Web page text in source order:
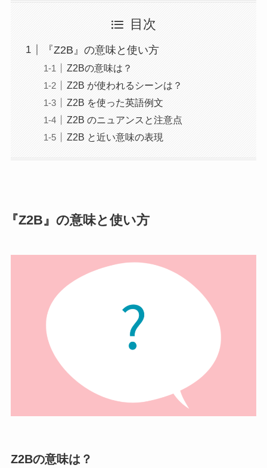
目次
『Z2B』の意味と使い方
Z2Bの意味は？
Z2B が使われるシーンは？
Z2B を使った英語例文
Z2B のニュアンスと注意点
Z2B と近い意味の表現
『Z2B』の意味と使い方
Z2Bの意味は？